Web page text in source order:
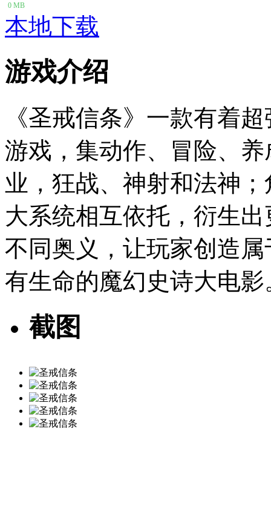
0 MB
本地下载
游戏介绍
《圣戒信条》一款有着
游戏，集动作、冒险、
业，狂战、神射和法神
大系统相互依托，衍生
不同奥义，让玩家创造
有生命的魔幻史诗大电影
截图